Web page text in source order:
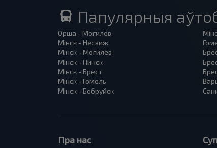
Папулярныя
Орша - Могилёв
Мінск - Несвиж
Мінск - Могилёв
Мінск - Пинск
Мінск - Брест
Мінск - Гомель
Мінск - Бобруйск
Пра нас